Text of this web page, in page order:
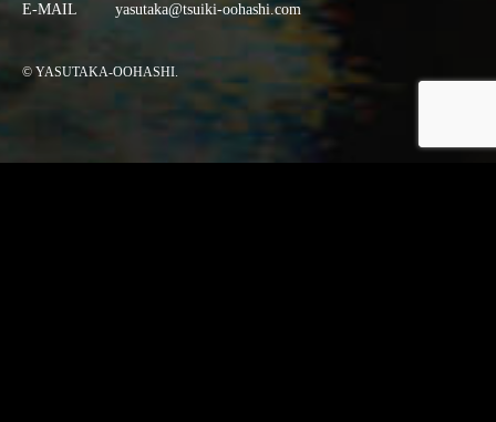
E-MAIL
yasutaka@tsuiki-oohashi.com
© YASUTAKA-OOHASHI.